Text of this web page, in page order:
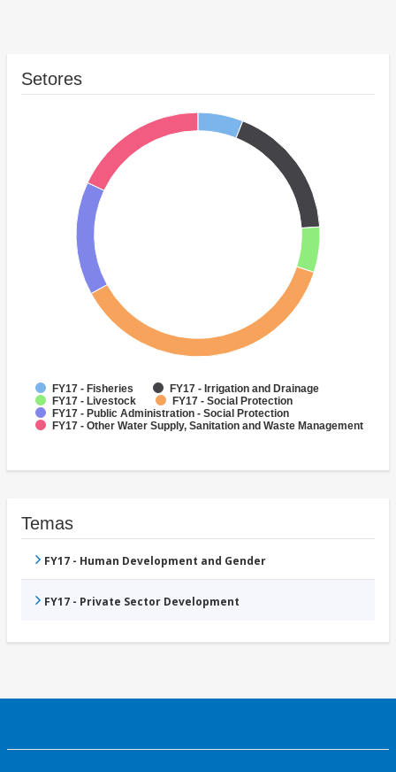
Setores
FY17 - Fisheries
FY17 - Irrigation and Drainage
FY17 - Livestock
FY17 - Social Protection
FY17 - Public Administration - Social Protection
FY17 - Other Water Supply, Sanitation and Waste Management
Temas
FY17 - Human Development and Gender
FY17 - Private Sector Development